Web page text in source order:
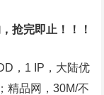
抢完即止！！！
，1 IP，大陆优
精品网，30M/不